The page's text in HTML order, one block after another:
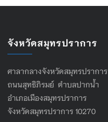
จังหวัดสมุทรปราการ
ศาลากลางจังหวัดสมุทรปราการ
ถนนสุทธิภิรมย์ ตำบลปากน้ำ
อำเภอเมืองสมุทรปราการ
จังหวัดสมุทรปราการ 10270